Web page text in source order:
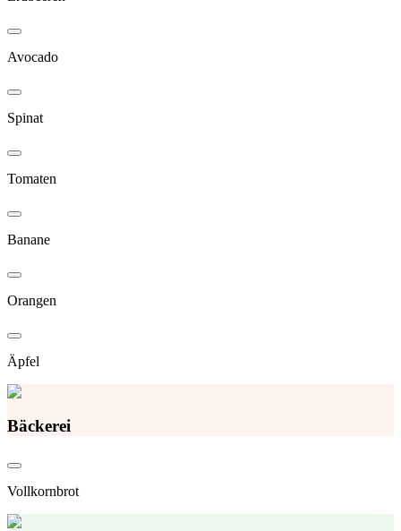
Avocado
Spinat
Tomaten
Banane
Orangen
Äpfel
Bäckerei
Vollkornbrot